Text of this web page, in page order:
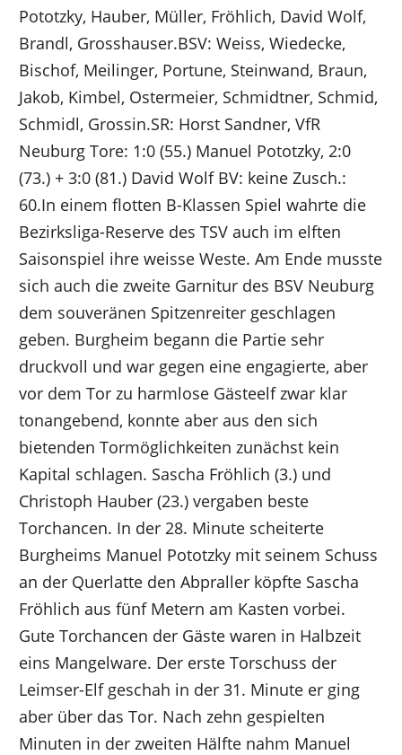
Pototzky, Hauber, Müller, Fröhlich, David Wolf,
Brandl, Grosshauser.BSV: Weiss, Wiedecke,
Bischof, Meilinger, Portune, Steinwand, Braun,
Jakob, Kimbel, Ostermeier, Schmidtner, Schmid,
Schmidl, Grossin.SR: Horst Sandner, VfR
Neuburg Tore: 1:0 (55.) Manuel Pototzky, 2:0
(73.) + 3:0 (81.) David Wolf BV: keine Zusch.:
60.In einem flotten B-Klassen Spiel wahrte die
Bezirksliga-Reserve des TSV auch im elften
Saisonspiel ihre weisse Weste. Am Ende musste
sich auch die zweite Garnitur des BSV Neuburg
dem souveränen Spitzenreiter geschlagen
geben. Burgheim begann die Partie sehr
druckvoll und war gegen eine engagierte, aber
vor dem Tor zu harmlose Gästeelf zwar klar
tonangebend, konnte aber aus den sich
bietenden Tormöglichkeiten zunächst kein
Kapital schlagen. Sascha Fröhlich (3.) und
Christoph Hauber (23.) vergaben beste
Torchancen. In der 28. Minute scheiterte
Burgheims Manuel Pototzky mit seinem Schuss
an der Querlatte den Abpraller köpfte Sascha
Fröhlich aus fünf Metern am Kasten vorbei.
Gute Torchancen der Gäste waren in Halbzeit
eins Mangelware. Der erste Torschuss der
Leimser-Elf geschah in der 31. Minute er ging
aber über das Tor. Nach zehn gespielten
Minuten in der zweiten Hälfte nahm Manuel